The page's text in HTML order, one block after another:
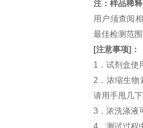
注：样品稀
用户须查阅
最佳检测范
[注意事项] ：
1．试剂盒使
2．浓缩生物
请用手甩几
3．浓洗涤液
4．测试过程